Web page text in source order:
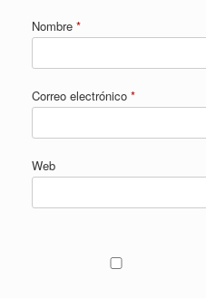
Nombre *
Correo electrónico *
Web